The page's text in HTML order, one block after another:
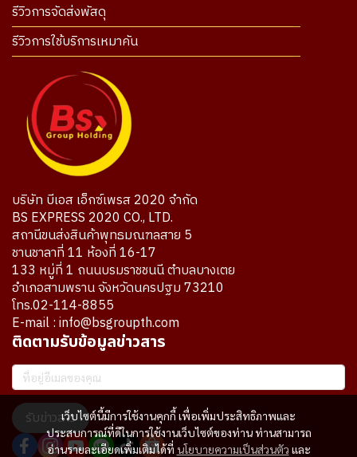
เว็บไซต์นี้มีการใช้งานคุกกี้ เพื่อเพิ่มประสิทธิภาพและ
ประสบการณ์ที่ดีในการใช้งานเว็บไซต์ของท่าน ท่านสามารถ
อ่านรายละเอียดเพิ่มเติมได้ที่ นโยบายความเป็นส่วนตัว และ
รีวิวการจัดส่งพัสดุ
รีวิวการใช้บริการเหมาคัน
บริษัท บีเอส เอ็กซ์เพรส 2020 จำกัด
BS EXPRESS 2020 CO., LTD.
สถานีขนส่งสินค้าพุทธมณฑลสาย 5
ชานชาลาที่ 11 ห้องที่ 16-17
133 หมู่ที่ 1 ถนนบรมราชชนนี ตำบลบางเตย
อำเภอสามพราน จังหวัดนครปฐม 73210
โทร.02-114-8855
E-mail : info@bsgroupth.com
ติดตามรับข้อมูลข่าวสาร
รับข่าวสาร